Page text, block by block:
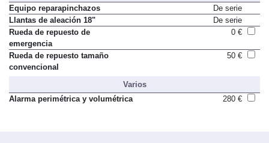
Equipo reparapinchazos
De serie
Llantas de aleación 18"
De serie
Rueda de repuesto de
emergencia
0 €
Rueda de repuesto tamaño
convencional
50 €
Varios
Alarma perimétrica y volumétrica
280 €